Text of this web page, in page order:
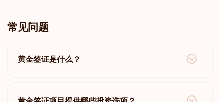
常见问题
黄金签证是什么？